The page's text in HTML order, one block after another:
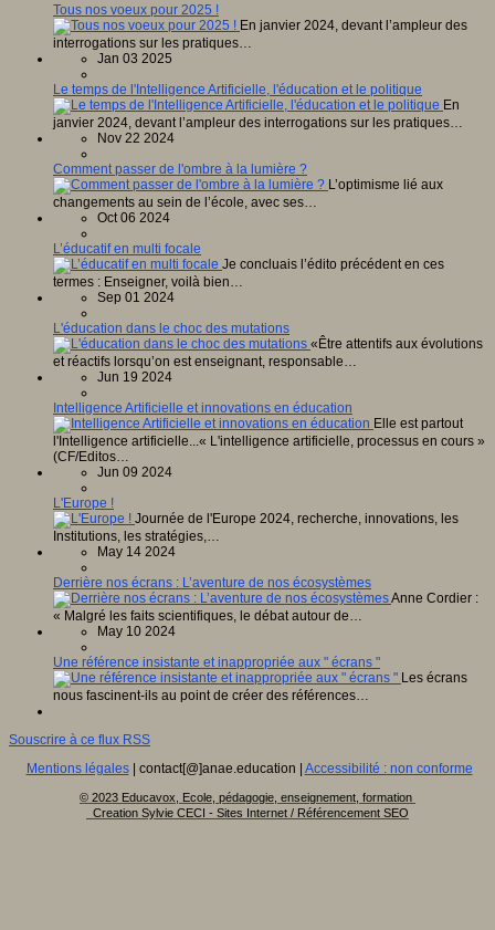
Tous nos voeux pour 2025 !
En janvier 2024, devant l’ampleur des
interrogations sur les pratiques…
Jan 03 2025
Le temps de l'Intelligence Artificielle, l'éducation et le politique
En
janvier 2024, devant l’ampleur des interrogations sur les pratiques…
Nov 22 2024
Comment passer de l'ombre à la lumière ?
L’optimisme lié aux
changements au sein de l’école, avec ses…
Oct 06 2024
L’éducatif en multi focale
Je concluais l’édito précédent en ces
termes : Enseigner, voilà bien…
Sep 01 2024
L'éducation dans le choc des mutations
«Être attentifs aux évolutions
et réactifs lorsqu’on est enseignant, responsable…
Jun 19 2024
Intelligence Artificielle et innovations en éducation
Elle est partout
l'Intelligence artificielle...« L'intelligence artificielle, processus en cours »
(CF/Editos…
Jun 09 2024
L'Europe !
Journée de l'Europe 2024, recherche, innovations, les
Institutions, les stratégies,…
May 14 2024
Derrière nos écrans : L’aventure de nos écosystèmes
Anne Cordier :
« Malgré les faits scientifiques, le débat autour de…
May 10 2024
Une référence insistante et inappropriée aux " écrans "
Les écrans
nous fascinent-ils au point de créer des références…
Souscrire à ce flux RSS
Mentions légales| contact[@]anae.education | Accessibilité : non conforme
© 2023 Educavox, Ecole, pédagogie, enseignement, formation
Creation Sylvie CECI - Sites Internet / Référencement SEO